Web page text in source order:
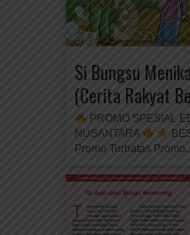
Si Bungsu
(Cerita Rakyat
PROMO SPESIAL
NUSANTARA
Promo Terbatas